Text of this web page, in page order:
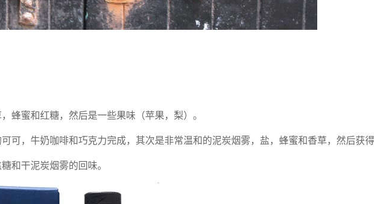
蜂蜜和红糖，然后是一些果味（苹果，梨）。
可，牛奶咖啡和巧克力完成，其次是非常温和的泥炭烟雾，盐，蜂蜜和香草，然后获得
和干泥炭烟雾的回味。